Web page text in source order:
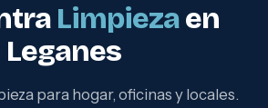
Limpiezaen
Leganes
para hogar, oficinas y locales.